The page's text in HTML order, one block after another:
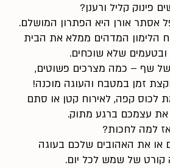
פינוק קליל ורענן?
אסתר אורן היא הפתרון המושלם.
הלימון המדהים ממלא את הבית
שלא שוכחים.
של שף – כמה מצרכים פשוטים,
זמן במטבח והעוגה מוכנה!
לכוס קפה, לאירוח קטן או סתם
עצמכם ברגע מתוק.
אז למה לחכות?
או את האהובים שלכם בעוגה
קורט של שמש לכל יום.